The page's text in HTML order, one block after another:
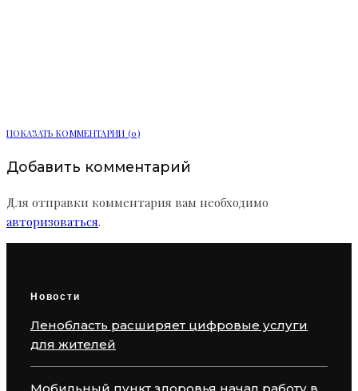
ПОКАЗАТЬ КОММЕНТАРИИ (0)
Добавить комментарий
Для отправки комментария вам необходимо
авторизоваться.
Новости
Ленобласть расширяет цифровые услуги
для жителей